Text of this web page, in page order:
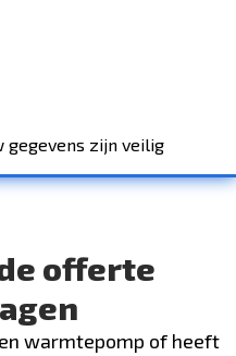
zijn veilig
offerte
warmtepomp of heeft